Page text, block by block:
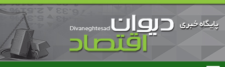
رفتن
محتوای
اصلی